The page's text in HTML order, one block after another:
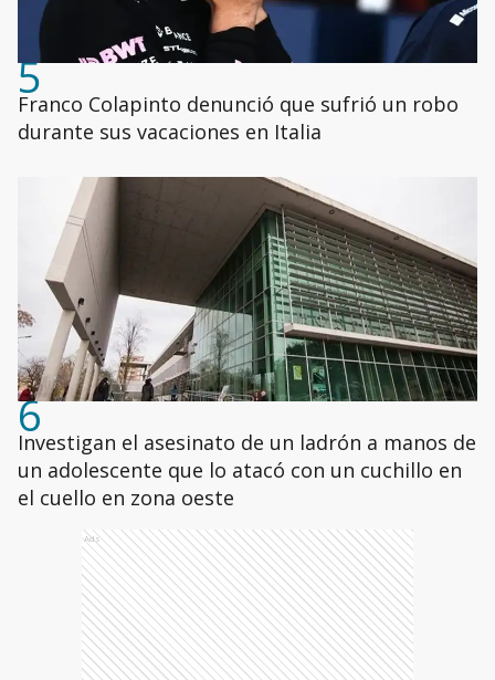
5
Franco Colapinto denunció que sufrió un robo
durante sus vacaciones en Italia
6
Investigan el asesinato de un ladrón a manos de
un adolescente que lo atacó con un cuchillo en
el cuello en zona oeste
Ads